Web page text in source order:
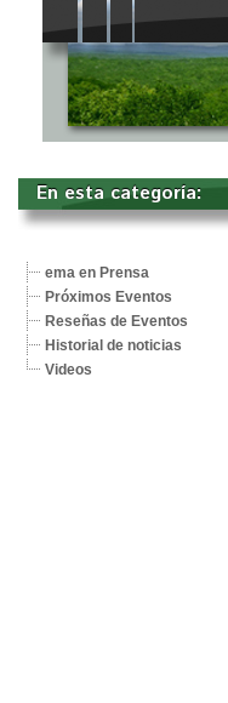
En esta categoría:
ema en Prensa
Próximos Eventos
Reseñas de Eventos
Historial de noticias
Videos